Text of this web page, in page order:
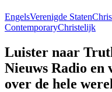
EngelsVerenigde Staten
ContemporaryChristelijk
Luister naar
Nieuws Radio en
over de hele